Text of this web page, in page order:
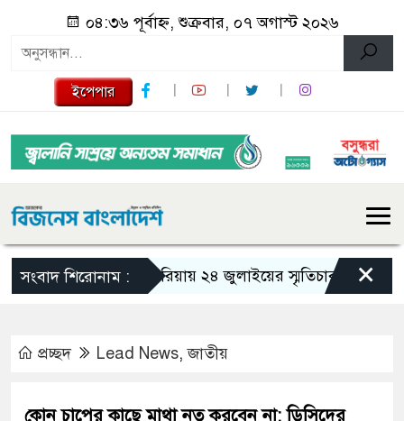
০৪:৩৬ পূর্বাহ্ন, শুক্রবার, ০৭ অগাস্ট ২০২৬
ইপেপার
সংবাদ শিরোনাম :গজারিয়ায় ২৪ জুলাইয়ের স্মৃতিচারণ: গুমের×
প্রচ্ছদ Lead News,জাতীয়
কোন চাপের কাছে মাথা নত করবেন না: ডিসিদের